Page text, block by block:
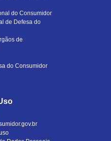
do Consumidor
de Defesa do
de
do Consumidor